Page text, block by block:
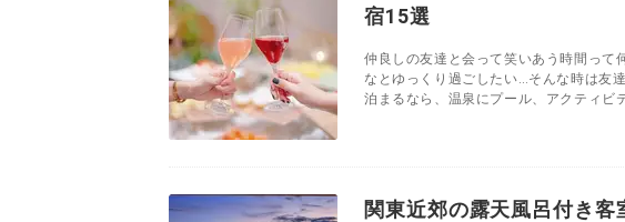
宿15選
仲良しの友達と会って笑いあう時間って
なとゆっくり過ごしたい…そんな時は友
泊まるなら、温泉にプール、アクティビ
関東近郊の露天風呂付き